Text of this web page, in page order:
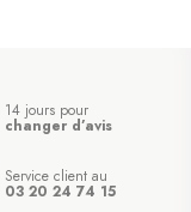
14 jours pour
changer d’avis
Service client au
03 20 24 74 15